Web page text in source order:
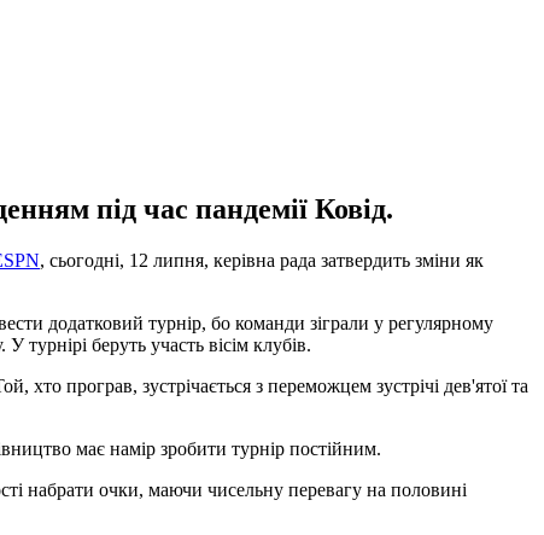
під час пандемії Ковід.
, сьогодні, 12 липня, керівна рада затвердить зміни як
додатковий турнір, бо команди зіграли у регулярному
турнірі беруть участь вісім клубів.
програв, зустрічається з переможцем зустрічі дев'ятої та
має намір зробити турнір постійним.
набрати очки, маючи чисельну перевагу на половині